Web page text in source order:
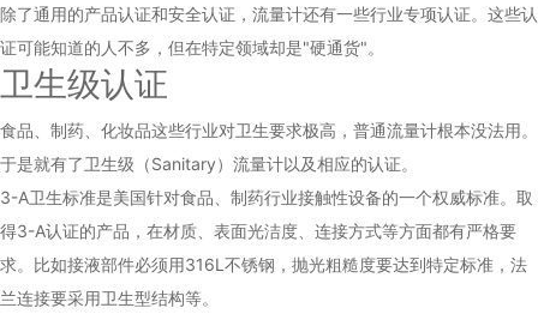
除了通用的产品认证和安全认证，流量计还有一些行业专项认证。这些认
证可能知道的人不多，但在特定领域却是"硬通货"。
卫生级认证
食品、制药、化妆品这些行业对卫生要求极高，普通流量计根本没法用。
于是就有了卫生级（Sanitary）流量计以及相应的认证。
3-A卫生标准是美国针对食品、制药行业接触性设备的一个权威标准。取
得3-A认证的产品，在材质、表面光洁度、连接方式等方面都有严格要
求。比如接液部件必须用316L不锈钢，抛光粗糙度要达到特定标准，法
兰连接要采用卫生型结构等。